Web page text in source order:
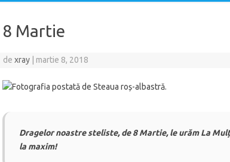
8 Martie
dexray martie 8, 2018
Dragelor noastre steliste, de 8 Martie, le urăm La
la maxim!